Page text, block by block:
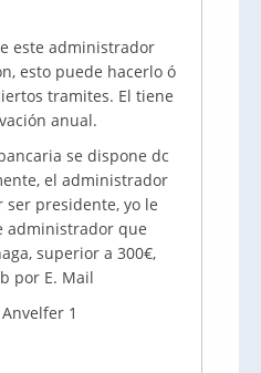
este administrador
esto puede hacerlo ó
tramites. El tiene
anual.
se dispone dc
el administrador
presidente, yo le
administrador que
superior a 300€,
por E. Mail
1